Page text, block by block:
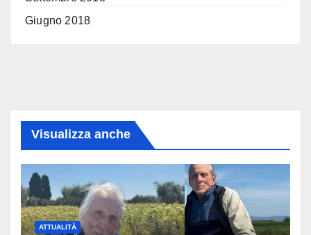
Giugno 2018
Visualizza anche
ATTUALITÀ